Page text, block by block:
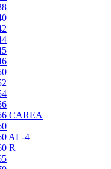
CAREA
AL-4
R